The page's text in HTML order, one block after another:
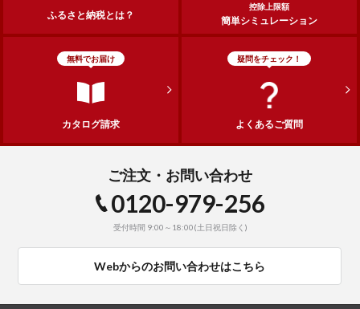
ふるさと納税とは？
控除上限額
簡単シミュレーション
無料でお届け
カタログ請求
疑問をチェック！
よくあるご質問
ご注文・お問い合わせ
0120-979-256
受付時間 9:00～18:00(土日祝日除く)
Webからのお問い合わせはこちら